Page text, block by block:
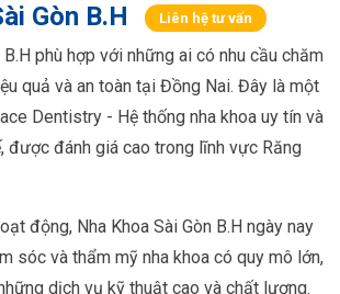
Gòn B.H Liên hệ tư vấn
B.H phù hợp với những ai có nhu cầu chăm
quả và an toàn tại Đồng Nai. Đây là một
Dentistry - Hệ thống nha khoa uy tín và
được đánh giá cao trong lĩnh vực Răng
động, Nha Khoa Sài Gòn B.H ngày nay
sóc và thẩm mỹ nha khoa có quy mô lớn,
dịch vụ kỹ thuật cao và chất lượng.